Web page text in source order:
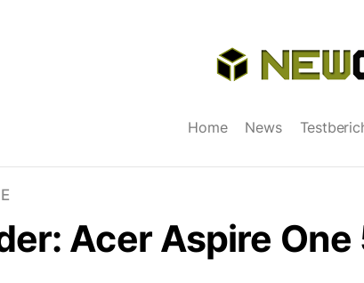
Home News
Acer Aspire One